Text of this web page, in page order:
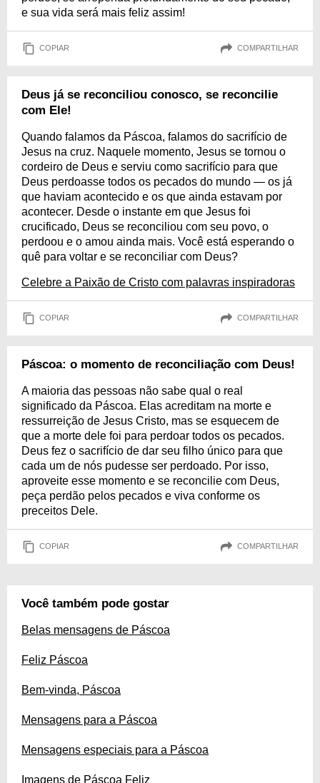
e sua vida será mais feliz assim!
COPIAR COMPARTILHAR
Deus já se reconciliou conosco, se reconcilie
com Ele!
Quando falamos da Páscoa, falamos do sacrifício de
Jesus na cruz. Naquele momento, Jesus se tornou o
cordeiro de Deus e serviu como sacrifício para que
Deus perdoasse todos os pecados do mundo — os já
que haviam acontecido e os que ainda estavam por
acontecer. Desde o instante em que Jesus foi
crucificado, Deus se reconciliou com seu povo, o
perdoou e o amou ainda mais. Você está esperando o
quê para voltar e se reconciliar com Deus?
Celebre a Paixão de Cristo com palavras inspiradoras
COPIAR COMPARTILHAR
Páscoa: o momento de reconciliação com Deus!
A maioria das pessoas não sabe qual o real
significado da Páscoa. Elas acreditam na morte e
ressurreição de Jesus Cristo, mas se esquecem de
que a morte dele foi para perdoar todos os pecados.
Deus fez o sacrifício de dar seu filho único para que
cada um de nós pudesse ser perdoado. Por isso,
aproveite esse momento e se reconcilie com Deus,
peça perdão pelos pecados e viva conforme os
preceitos Dele.
COPIAR COMPARTILHAR
Você também pode gostar
Belas mensagens de Páscoa
Feliz Páscoa
Bem-vinda, Páscoa
Mensagens para a Páscoa
Mensagens especiais para a Páscoa
Imagens de Páscoa Feliz